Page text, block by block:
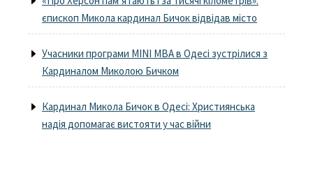
єпископ Микола кардинал Бичок відвідав місто
Учасники програми MINI MBA в Одесі зустрілися з
Кардиналом Миколою Бичком
Кардинал Микола Бичок в Одесі: Християнська
надія допомагає вистояти у час війни